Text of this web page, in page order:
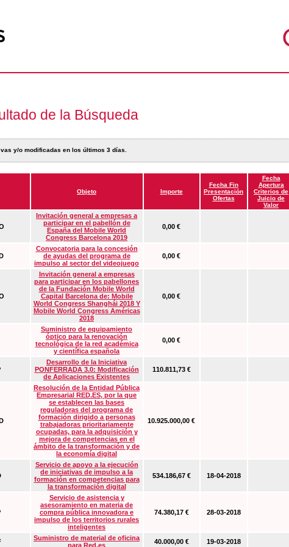
de la Búsqueda
y/o modificadas en los últimos 3 días.
Objeto Importe
Fecha Fin
Presentación
Ofertas
Fecha
Apertura
Criterios de
Juicio de
Valor
Invitación general a empresas a
participar en el pabellón de
España del Mobile World
Congress Barcelona 2019
0,00 €
Convocatoria para la concesión
de ayudas del programa de
impulso al sector del videojuego
0,00 €
Invitación general a empresas
para participar en los pabellones
de la Fundación Mobile World
Capital Barcelona de: Mobile
World Congress Shanghái 2018 Y
Mobile World Congress Américas
2018
0,00 €
Suministro de equipamiento
óptico para la renovación
tecnológica de la red académica
y científica española
0,00 €
Desarrollo de la Iniciativa
PONFERRADA 3.0: Modificación
de Aplicaciones Existentes
110.811,73 €
Resolución de la Entidad Pública
Empresarial RED.ES, por la que
se establecen las bases
reguladoras del programa de
formación dirigido a personas
trabajadoras prioritariamente
ocupadas, para la adquisición y
mejora de competencias en el
ámbito de la transformación y de
la economía digital
10.925.000,00 €
Servicio de apoyo a la ejecución
de iniciativas de impulso a la
formación en competencias para
la transformación digital
534.186,67 € 18-04-2018
Servicio de asistencia y
asesoramiento en materia de
compra pública innovadora e
impulso de los territorios rurales
inteligentes
74.380,17 € 28-03-2018
Suministro de material de oficina
para Red.es
40.000,00 € 19-03-2018